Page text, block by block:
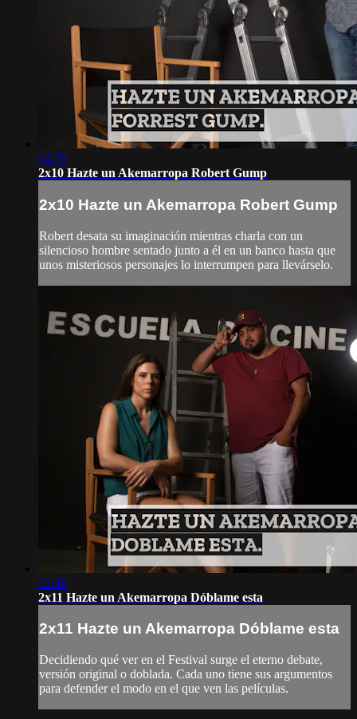
04:59
2x10 Hazte un Akemarropa Robert Gump
2x10 Hazte un Akemarropa Robert Gump
Robert desata su imaginación mientras charla con un
silencioso hombre sentado junto a él en un banco hasta que
unos misteriosos personajes lo interrumpen para llevárselo.
02:48
2x11 Hazte un Akemarropa Dóblame esta
2x11 Hazte un Akemarropa Dóblame esta
Decidiendo qué ver en el Festival surge el eterno debate,
versión original o doblada. Cada uno tiene sus argumentos
para defender el modo en el que ven las películas.